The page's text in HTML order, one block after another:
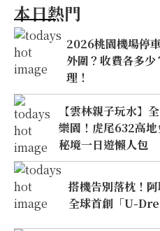
本日熱門
2026桃園機場停
外圍？收費各多
理！
【雲林親子玩水】
樂園！虎尾632高
秘境一日遊懶人包
搭機告別落枕！
全球首創「U-